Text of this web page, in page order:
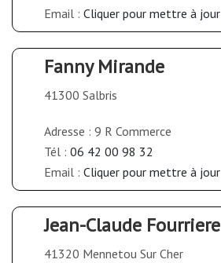
Email : Cliquer pour mettre à jour
Fanny Mirande
41300 Salbris
Adresse : 9 R Commerce
Tél : 06 42 00 98 32
Email : Cliquer pour mettre à jour
Jean-Claude Fourriere
41320 Mennetou Sur Cher